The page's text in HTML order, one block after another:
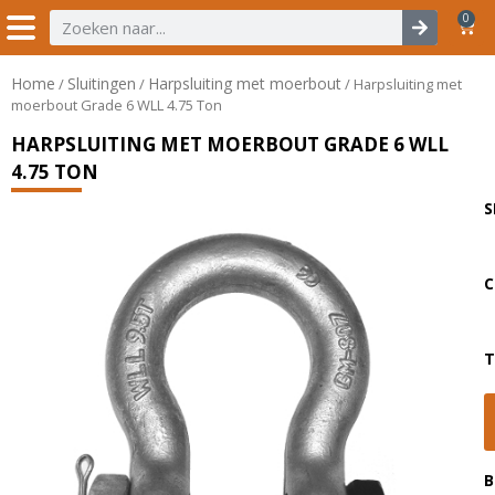
0
Home / Sluitingen / Harpsluiting met moerbout/ Harpsluiting met
moerbout Grade 6 WLL 4.75 Ton
HARPSLUITING MET MOERBOUT GRADE 6 WLL
4.75 TON